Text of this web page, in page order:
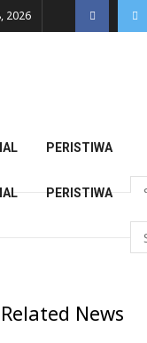
2026
PERISTIWA
PERISTIWA
Related News